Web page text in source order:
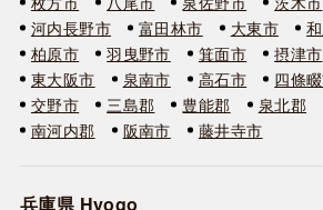
河内長野市
富田林市 大東市
柏原市
羽曳野市 箕面市 摂津市
東大阪市
泉南市 高石市 四條
交野市
三島郡 豊能郡 泉北郡
南河内郡
阪南市 藤井寺市
兵庫県 Hyogo